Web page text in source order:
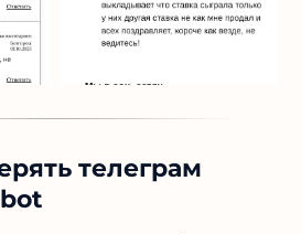
телеграм